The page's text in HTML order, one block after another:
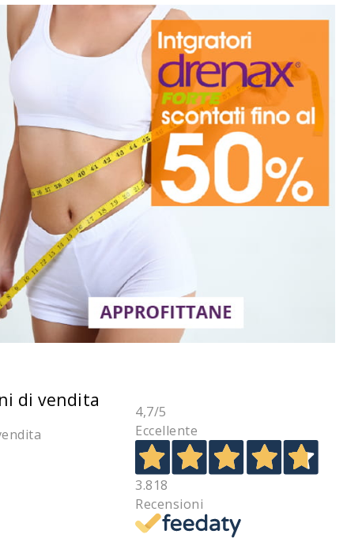
di vendita
4,7/5
Eccellente
3.818
Recensioni